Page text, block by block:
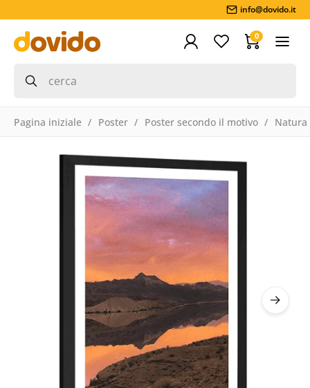
info@dovido.it
0
Pagina iniziale Poster Poster secondo il motivo Natura